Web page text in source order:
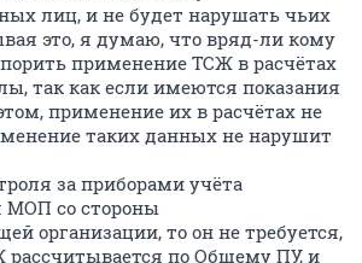
лиц, и не будет нарушать чьих
это, я думаю, что вряд-ли кому
применение ТСЖ в расчётах
так как если имеются показания
применение их в расчётах не
таких данных не нарушит
за приборами учёта
МОП со стороны
организации, то он не требуется,
рассчитывается по Общему ПУ, и